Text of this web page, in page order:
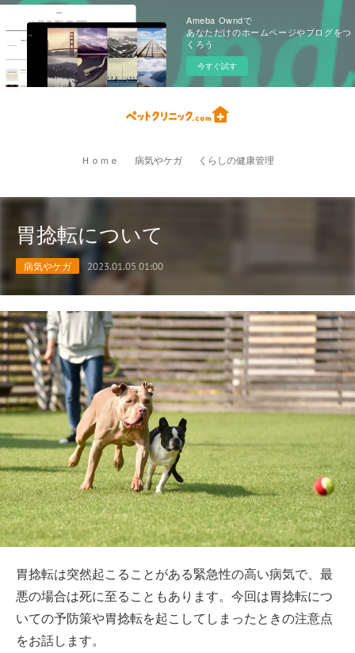
Ameba Owndで
あなただけのホームページやブログをつ
くろう
今すぐ試す
Ｈｏｍｅ 病気やケガ くらしの健康管理
胃捻転について
病気やケガ 2023.01.05 01:00
胃捻転は突然起こることがある緊急性の高い病気で、最
悪の場合は死に至ることもあります。今回は胃捻転につ
いての予防策や胃捻転を起こしてしまったときの注意点
をお話します。